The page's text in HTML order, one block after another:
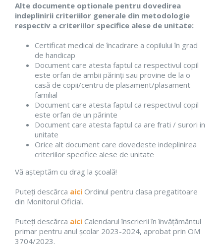
Alte documente optionale pentru dovedirea
indeplinirii criteriilor generale din metodologie
respectiv a criteriilor specifice alese de unitate:
Certificat medical de încadrare a copilului în grad
de handicap
Document care atesta faptul ca respectivul copil
este orfan de ambii părinți sau provine de la o
casă de copii/centru de plasament/plasament
familial
Document care atesta faptul ca respectivul copil
este orfan de un părinte
Document care atesta faptul ca are frati / surori in
unitate
Orice alt document care dovedeste indeplinirea
criteriilor specifice alese de unitate
Vă așteptăm cu drag la școală!
Puteți descărca aiciOrdinul pentru clasa pregatitoare
din Monitorul Oficial.
Puteți descărca aiciCalendarul înscrierii în învățământul
primar pentru anul școlar 2023-2024, aprobat prin OM
3704/2023.